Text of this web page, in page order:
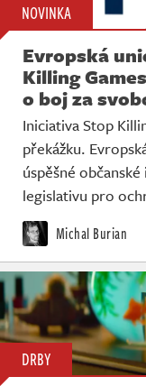
NOVINKA
Evropská
Killing
o boj za
Iniciativa Stop
překážku.
úspěšné
legislativu pro
Michal Burian
DRBY